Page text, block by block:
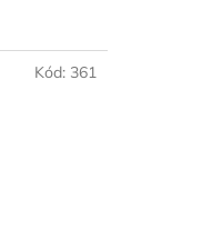
Kód: 361